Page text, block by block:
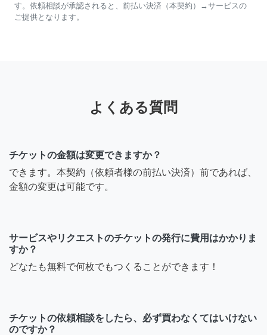
す。依頼相談が承認されると、前払い決済（本契約）→サービスの
ご提供となります。
よくある質問
チケットの金額は変更できますか？
できます。本契約（依頼者様の前払い決済）前であれば、
金額の変更は可能です。
サービスやリクエストのチケットの発行に費用はかかりま
すか？
どなたも無料で何枚でもつくることができます！
チケットの依頼相談をしたら、必ず買わなくてはいけない
のですか？